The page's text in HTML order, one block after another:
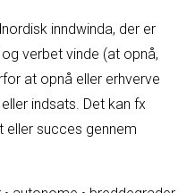
inndwinda, der er
verbet vinde (at opnå,
at opnå eller erhverve
indsats. Det kan fx
eller succes gennem